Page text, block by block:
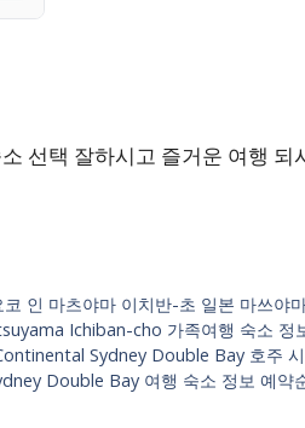
선택 잘하시고 즐거운 여행 되
인 마츠야마 이치반-초 일본 마쓰야
Ichiban-cho 가족여행 숙소 정
Sydney Double Bay 호주
Double Bay 여행 숙소 정보 예약